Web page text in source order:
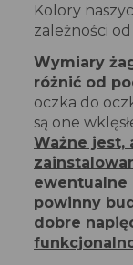
Kolory
zależności
Wymiary
różnić od
oczka do
są one
Ważne jest,
ewentualne
powinny
dobre